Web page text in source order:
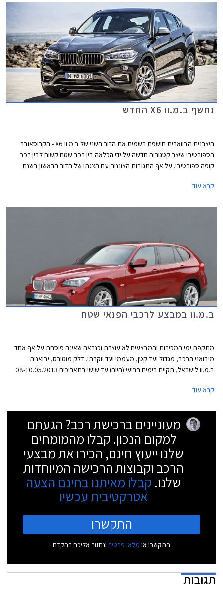
נחשף ב.מ.וו X6 החדש
היצרנית הבווארית חושפת רשמית את הדור השני של ב.מ.וו X6 - הקרוסאובר
הספורטיבי שיצר קטגוריה חדשה על ידי הכלאה בין רכב שטח קשוח לבין רכב
קופה ספורטיבי. על אף התגובות הצוננות עם הצגתו של הדור הראשון בשנת
קרא עוד
ב.מ.וו במבצע לרכבי הפנאי שטח
מתקפת ימי המכירות והמבצעים לא עוצרת וכנראה שאינה פוסחת על אף אחד
מיבואני הרכב, מגדול ועד קטן, מעממי ועד יוקרתי. דלק מוטורס, יבואנית
ב.מ.וו לישראל, תקיים בימים רביעי (היום) עד שישי בתאריכים 08-10.05.2013
בשמם.
קרא עוד
מעוניינים ברכישת רכב? הגעתם
למקום הנכון. קבלו מהמומחים
שלנו ייעוץ חינם, הכירו את מבצעי
הרכב וקבוצות הרכישה המיוחדות
שלנו. קבלו מאיתנו בחינם הצעה
אטרקטיבית עכשיו
התקשרו
התקשרו או מלאו פרטים ונחזור אליכם בהקדם
תגובות